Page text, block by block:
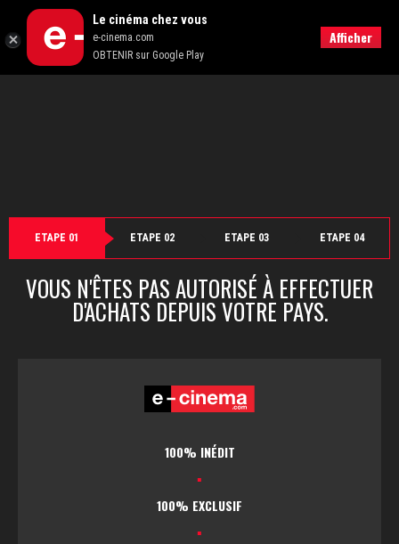
ETAPE 01 ETAPE 02 ETAPE 03 ETAPE 04
VOUS N'ÊTES PAS AUTORISÉ À EFFECTUER
D'ACHATS DEPUIS VOTRE PAYS.
100% INÉDIT
▪
100% EXCLUSIF
▪
Retour Le cinéma chez vous
e-cinema.com
OBTENIR sur Google Play
Afficher